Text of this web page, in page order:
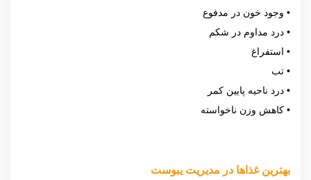
• وجود خون در مدفوع
• درد مداوم در شکم
• استفراغ
• تب
• درد ناحیه پایین کمر
• کاهش وزن ناخواسته
بهترین غذاها در مدیریت یبوست